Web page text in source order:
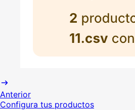
Anterior
Configura tus productos